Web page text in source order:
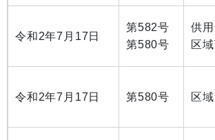
令和2年7月17日
第582号
第580号
供
区
令和2年7月17日 第580号 区